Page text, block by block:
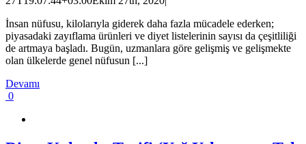
İnsan nüfusu, kilolarıyla giderek daha fazla mücadele ederken;
piyasadaki zayıflama ürünleri ve diyet listelerinin sayısı da çeşitliliği
de artmaya başladı. Bugün, uzmanlara göre gelişmiş ve gelişmekte
olan ülkelerde genel nüfusun [...]
Devamı
0